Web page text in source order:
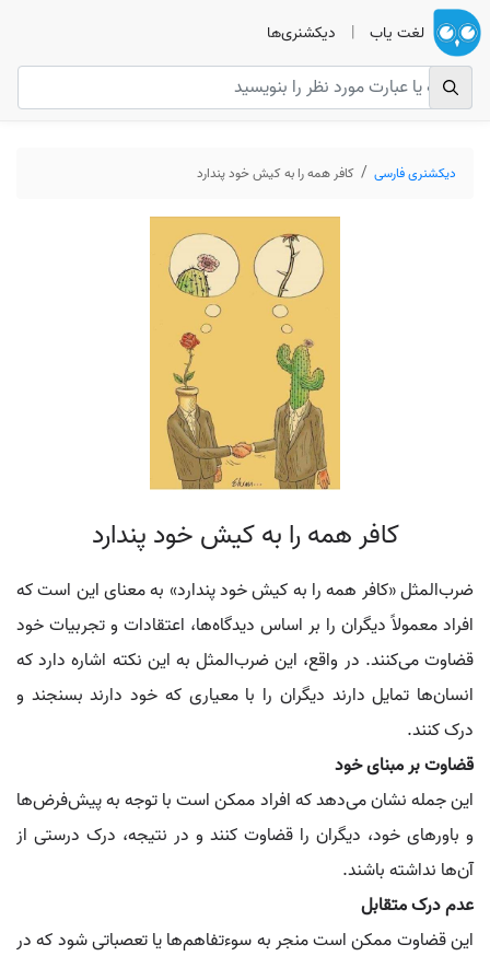
لغت یاب | دیکشنری‌ها
دیکشنری فارسی کافر همه را به کیش خود پندارد
کافر همه را به کیش خود پندارد
ضرب‌المثل «کافر همه را به کیش خود پندارد» به معنای این است که
افراد معمولاً دیگران را بر اساس دیدگاه‌ها، اعتقادات و تجربیات خود
قضاوت می‌کنند. در واقع، این ضرب‌المثل به این نکته اشاره دارد که
انسان‌ها تمایل دارند دیگران را با معیاری که خود دارند بسنجند و
درک کنند.
قضاوت بر مبنای خود
این جمله نشان می‌دهد که افراد ممکن است با توجه به پیش‌فرض‌ها
و باورهای خود، دیگران را قضاوت کنند و در نتیجه، درک درستی از
آن‌ها نداشته باشند.
عدم درک متقابل
این قضاوت ممکن است منجر به سوءتفاهم‌ها یا تعصباتی شود که در